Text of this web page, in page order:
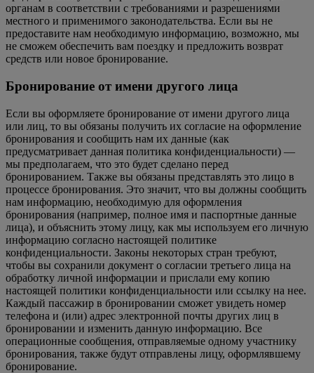
органам в соответствии с требованиями и разрешениями
местного и применимого законодательства. Если вы не
предоставите нам необходимую информацию, возможно, мы
не сможем обеспечить вам поездку и предложить возврат
средств или новое бронирование.
Бронирование от имени другого лица
Если вы оформляете бронирование от имени другого лица
или лиц, то вы обязаны получить их согласие на оформление
бронирования и сообщить нам их данные (как
предусматривает данная политика конфиденциальности) —
мы предполагаем, что это будет сделано перед
бронированием. Также вы обязаны представлять это лицо в
процессе бронирования. Это значит, что вы должны сообщить
нам информацию, необходимую для оформления
бронирования (например, полное имя и паспортные данные
лица), и объяснить этому лицу, как мы используем его личную
информацию согласно настоящей политике
конфиденциальности. Законы некоторых стран требуют,
чтобы вы сохранили документ о согласии третьего лица на
обработку личной информации и прислали ему копию
настоящей политики конфиденциальности или ссылку на нее.
Каждый пассажир в бронировании сможет увидеть номер
телефона и (или) адрес электронной почты других лиц в
бронировании и изменить данную информацию. Все
операционные сообщения, отправляемые одному участнику
бронирования, также будут отправлены лицу, оформлявшему
бронирование.